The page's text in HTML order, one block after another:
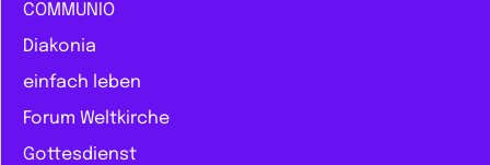
COMMUNIO
Diakonia
einfach leben
Forum Weltkirche
Gottesdienst